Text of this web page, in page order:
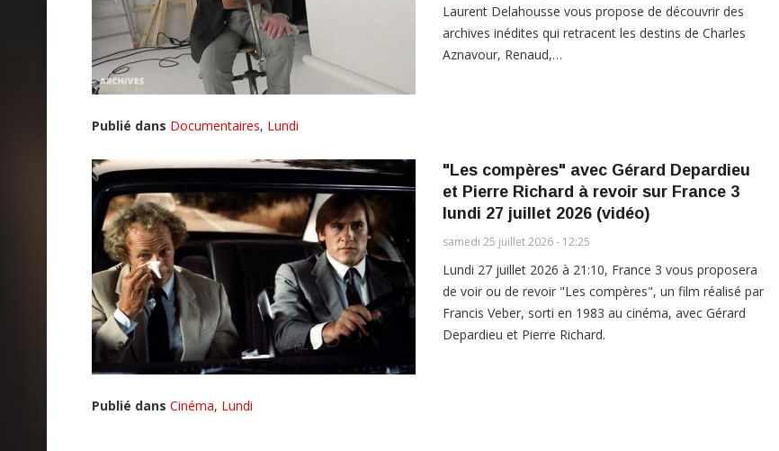
Laurent Delahousse vous propose de découvrir des
archives inédites qui retracent les destins de Charles
Aznavour, Renaud,…
Publié dans Documentaires, Lundi
"Les compères" avec Gérard Depardieu
et Pierre Richard à revoir sur France 3
lundi 27 juillet 2026 (vidéo)
samedi 25 juillet 2026 - 12:25
Lundi 27 juillet 2026 à 21:10, France 3 vous proposera
de voir ou de revoir "Les compères", un film réalisé par
Francis Veber, sorti en 1983 au cinéma, avec Gérard
Depardieu et Pierre Richard.
Publié dans Cinéma, Lundi